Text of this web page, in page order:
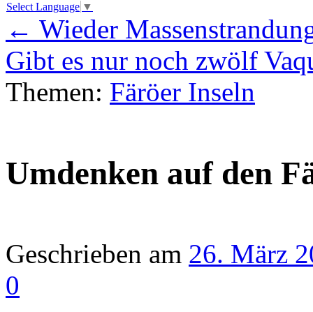
Select Language ▼
← Wieder
Gibt es nur noch zwölf
Themen: Färöer Inseln
Umdenken auf den
Geschrieben am 26. März
0